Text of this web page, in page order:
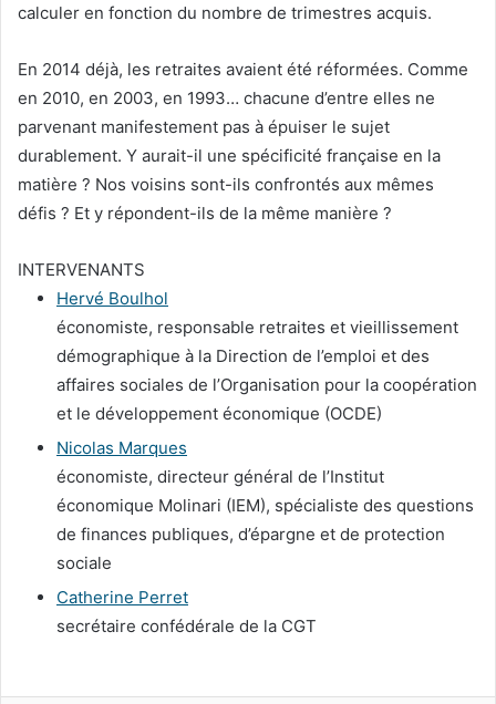
calculer en fonction du nombre de trimestres acquis.
En 2014 déjà, les retraites avaient été réformées. Comme
en 2010, en 2003, en 1993… chacune d’entre elles ne
parvenant manifestement pas à épuiser le sujet
durablement. Y aurait-il une spécificité française en la
matière ? Nos voisins sont-ils confrontés aux mêmes
défis ? Et y répondent-ils de la même manière ?
INTERVENANTS
Hervé Boulhol
économiste, responsable retraites et vieillissement
démographique à la Direction de l’emploi et des
affaires sociales de l’Organisation pour la coopération
et le développement économique (OCDE)
Nicolas Marques
économiste, directeur général de l’Institut
économique Molinari (IEM), spécialiste des questions
de finances publiques, d’épargne et de protection
sociale
Catherine Perret
secrétaire confédérale de la CGT